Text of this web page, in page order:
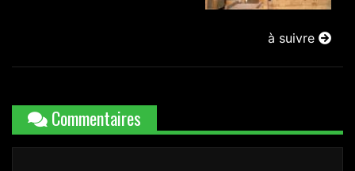
à suivre
Commentaires